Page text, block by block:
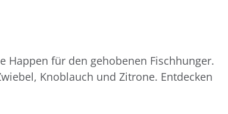
Happen für den gehobenen Fischhunger.
Knoblauch und Zitrone. Entdecken